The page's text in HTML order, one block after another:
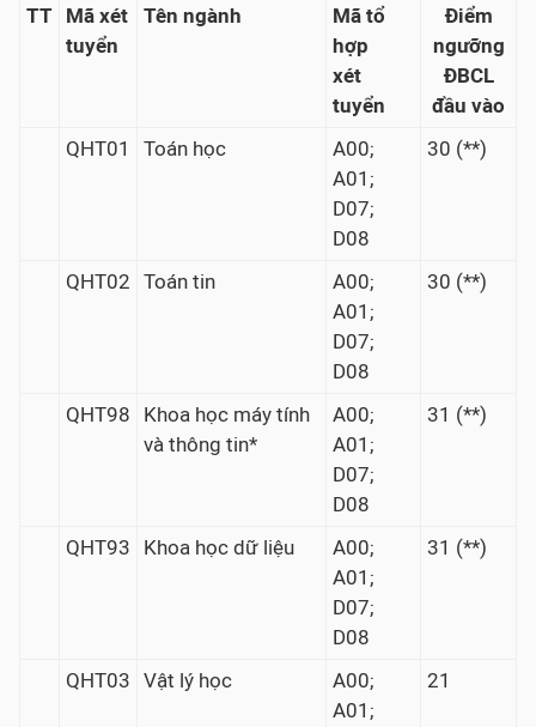
TT Mã xét
tuyển
Tên ngành
Mã tổ
hợp
xét
tuyển
Điểm
ngưỡng
ĐBCL
đầu vào
QHT01
Toán học
A00;
A01;
D07;
D08
30 (**)
QHT02 Toán tin
A00;
A01;
D07;
D08
30 (**)
QHT98
Khoa học máy tính
và thông tin*
A00;
A01;
D07;
D08
31 (**)
QHT93 Khoa học dữ liệu
A00;
A01;
D07;
D08
31 (**)
QHT03 Vật lý học
A00;
A01;
21